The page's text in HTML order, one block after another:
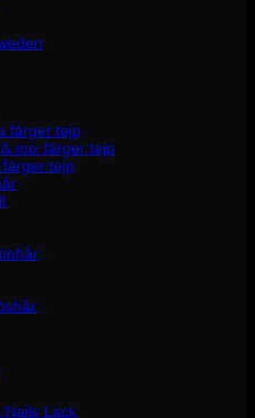
färger tejp
mix färger tejp
färger tejp
Nails Lack